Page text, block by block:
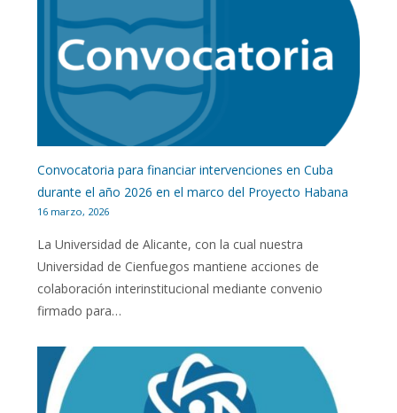
Convocatoria para financiar intervenciones en Cuba
durante el año 2026 en el marco del Proyecto Habana
16 marzo, 2026
La Universidad de Alicante, con la cual nuestra
Universidad de Cienfuegos mantiene acciones de
colaboración interinstitucional mediante convenio
firmado para…